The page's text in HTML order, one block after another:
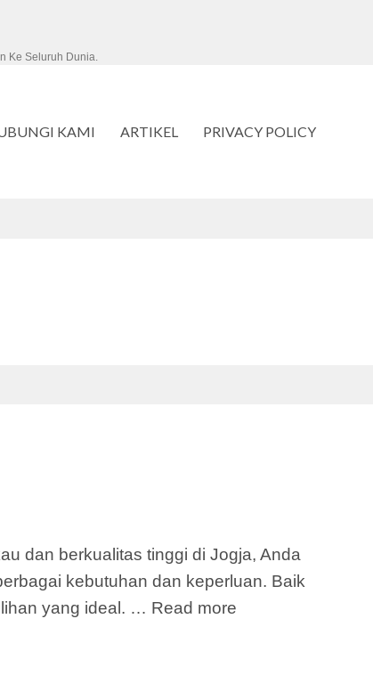
Ke Seluruh Dunia.
KAMI ARTIKEL PRIVACY POLICY
dan berkualitas tinggi di Jogja, Anda
kebutuhan dan keperluan. Baik
yang ideal. … Read more